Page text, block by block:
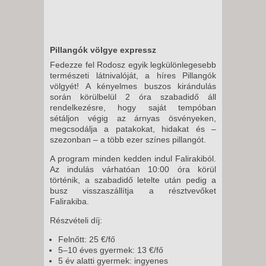
Pillangók völgye expressz
Fedezze fel Rodosz egyik legkülönlegesebb
természeti látnivalóját, a híres Pillangók
völgyét! A kényelmes buszos kirándulás
során körülbelül 2 óra szabadidő áll
rendelkezésre, hogy saját tempóban
sétáljon végig az árnyas ösvényeken,
megcsodálja a patakokat, hidakat és –
szezonban – a több ezer színes pillangót.
A program minden kedden indul Falirakiból.
Az indulás várhatóan 10:00 óra körül
történik, a szabadidő letelte után pedig a
busz visszaszállítja a résztvevőket
Falirakiba.
Részvételi díj:
Felnőtt: 25 €/fő
5–10 éves gyermek: 13 €/fő
5 év alatti gyermek: ingyenes